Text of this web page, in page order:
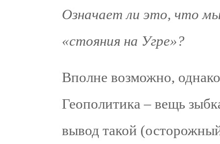
Означает ли это, что
«стояния на Угре»?
Вполне возможно, однако
Геополитика – вещь
вывод такой